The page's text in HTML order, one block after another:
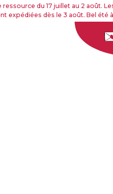
ressource du 17 juillet au 2 août.
expédiées dès le 3 août. Bel été